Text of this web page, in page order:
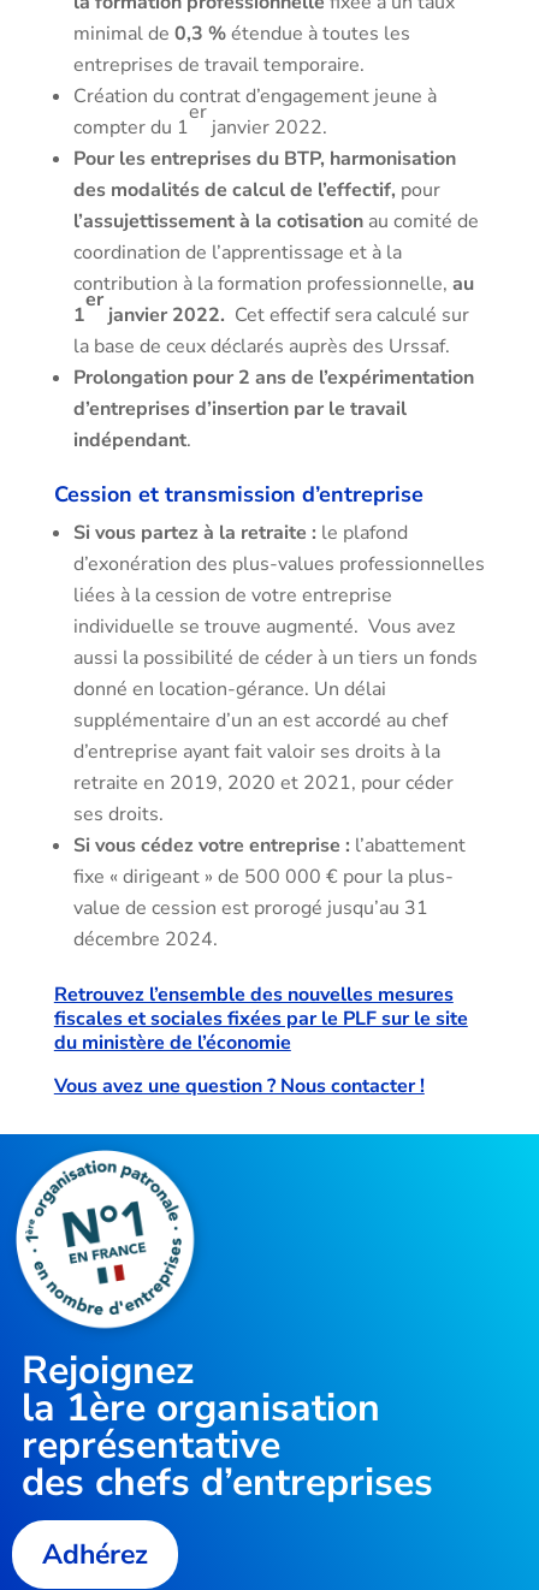
minimal de 0,3 %étendue à toutes les
entreprises de travail temporaire.
Création du contrat d’engagement jeune à
compter du 1
er
janvier 2022.
Pour les entreprises du BTP, harmonisation
des modalités de calcul de l’effectif, pour
l’assujettissement à la cotisationau comité de
coordination de l’apprentissage et à la
contribution à la formation professionnelle, au
1
er
janvier 2022. Cet effectif sera calculé sur
la base de ceux déclarés auprès des Urssaf.
Prolongation pour 2 ans de l’expérimentation
d’entreprises d’insertion par le travail
indépendant.
Cession et transmission d’entreprise
Si vous partez à la retraite : le plafond
d’exonération des plus-values professionnelles
liées à la cession de votre entreprise
individuelle se trouve augmenté. Vous avez
aussi la possibilité de céder à un tiers un fonds
donné en location-gérance. Un délai
supplémentaire d’un an est accordé au chef
d’entreprise ayant fait valoir ses droits à la
retraite en 2019, 2020 et 2021, pour céder
ses droits.
Si vous cédez votre entreprise : l’abattement
fixe « dirigeant » de 500 000 € pour la plus-
value de cession est prorogé jusqu’au 31
décembre 2024.
Retrouvez l’ensemble des nouvelles mesures
fiscales et sociales fixées par le PLF sur le site
du ministère de l’économie
Vous avez une question ? Nous contacter !
Rejoignez
la 1ère organisation
représentative
des chefs d’entreprises
Adhérez